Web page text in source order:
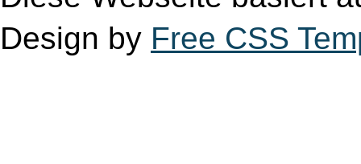
Design by Free CSS